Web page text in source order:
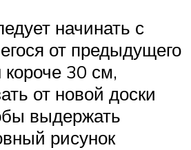
начинать с
от предыдущего
30 см,
от новой доски
выдержать
рисунок